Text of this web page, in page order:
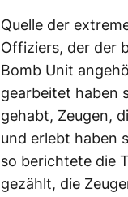
Quelle der
Offiziers, der der
Bomb Unit
gearbeitet haben
gehabt, Zeugen,
und erlebt haben
so berichtete die
gezählt, die